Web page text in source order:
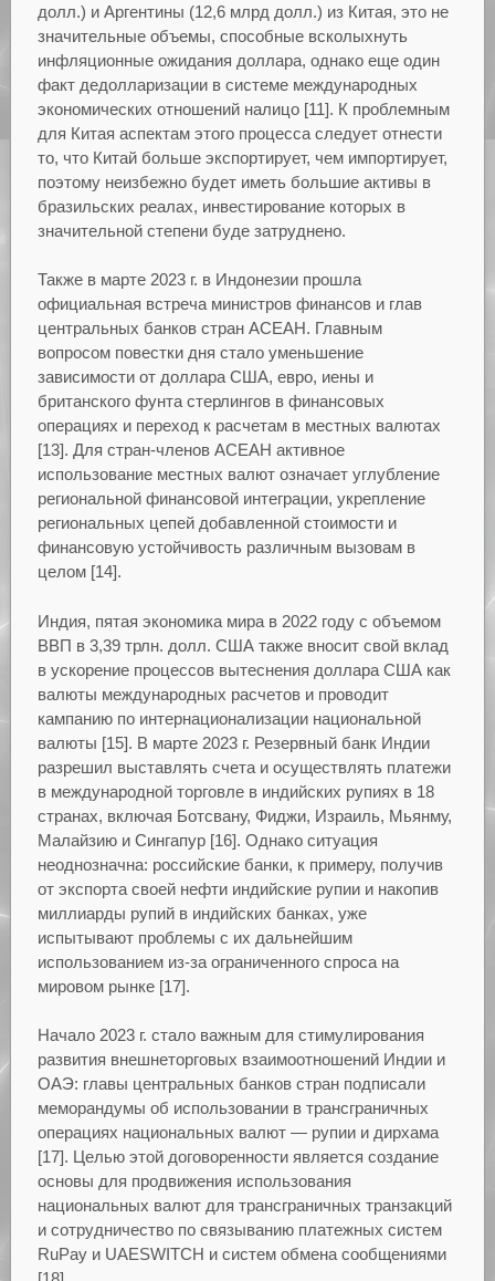
долл.) и Аргентины (12,6 млрд долл.) из Китая, это не
значительные объемы, способные всколыхнуть
инфляционные ожидания доллара, однако еще один
факт дедолларизации в системе международных
экономических отношений налицо [11]. К проблемным
для Китая аспектам этого процесса следует отнести
то, что Китай больше экспортирует, чем импортирует,
поэтому неизбежно будет иметь большие активы в
бразильских реалах, инвестирование которых в
значительной степени буде затруднено.
Также в марте 2023 г. в Индонезии прошла
официальная встреча министров финансов и глав
центральных банков стран АСЕАН. Главным
вопросом повестки дня стало уменьшение
зависимости от доллара США, евро, иены и
британского фунта стерлингов в финансовых
операциях и переход к расчетам в местных валютах
[13]. Для стран-членов АСЕАН активное
использование местных валют означает углубление
региональной финансовой интеграции, укрепление
региональных цепей добавленной стоимости и
финансовую устойчивость различным вызовам в
целом [14].
Индия, пятая экономика мира в 2022 году с объемом
ВВП в 3,39 трлн. долл. США также вносит свой вклад
в ускорение процессов вытеснения доллара США как
валюты международных расчетов и проводит
кампанию по интернационализации национальной
валюты [15]. В марте 2023 г. Резервный банк Индии
разрешил выставлять счета и осуществлять платежи
в международной торговле в индийских рупиях в 18
странах, включая Ботсвану, Фиджи, Израиль, Мьянму,
Малайзию и Сингапур [16]. Однако ситуация
неоднозначна: российские банки, к примеру, получив
от экспорта своей нефти индийские рупии и накопив
миллиарды рупий в индийских банках, уже
испытывают проблемы с их дальнейшим
использованием из-за ограниченного спроса на
мировом рынке [17].
Начало 2023 г. стало важным для стимулирования
развития внешнеторговых взаимоотношений Индии и
ОАЭ: главы центральных банков стран подписали
меморандумы об использовании в трансграничных
операциях национальных валют — рупии и дирхама
[17]. Целью этой договоренности является создание
основы для продвижения использования
национальных валют для трансграничных транзакций
и сотрудничество по связыванию платежных систем
RuPay и UAESWITCH и систем обмена сообщениями